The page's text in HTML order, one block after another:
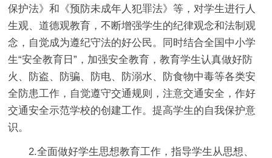
保护法》和《预防未成年人犯罪法》等，对学生进行人
生观、道德观教育，不断增强学生的纪律观念和法制观
念，自觉成为遵纪守法的好公民。同时结合全国中小学
生“安全教育日”，加强安全教育，教育学生认真做好防
火、防盗、防骗、防电、防溺水、防食物中毒等各类安
全防患工作，自觉遵守交通规则，注意交通安全，作好
交通安全示范学校的创建工作。提高学生的自我保护意
识。
2.全面做好学生思想教育工作，指导学生从思想、